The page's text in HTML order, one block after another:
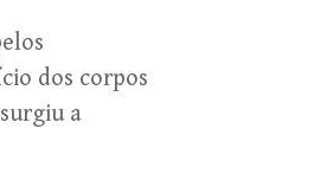
dos corpos
a